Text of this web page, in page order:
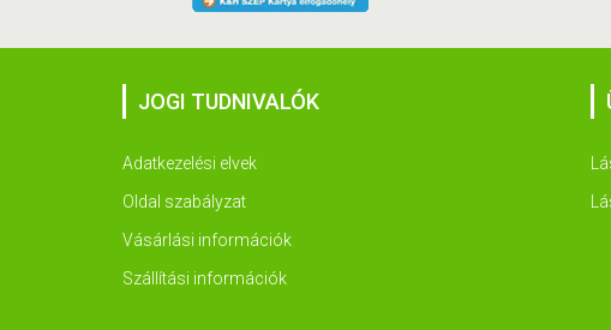
JOGI TUDNIVALÓK
Adatkezelési elvek
Oldal szabályzat
Vásárlási információk
Szállítási információk